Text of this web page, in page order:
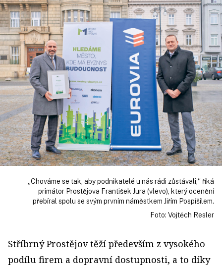
„Chováme se tak, aby podnikatelé u nás rádi zůstávali,“ říká
primátor Prostějova František Jura (vlevo), který ocenění
přebíral spolu se svým prvním náměstkem Jiřím Pospíšilem.
Foto: Vojtěch Resler
Stříbrný Prostějov těží především z vysokého
podílu firem a dopravní dostupnosti, a to díky